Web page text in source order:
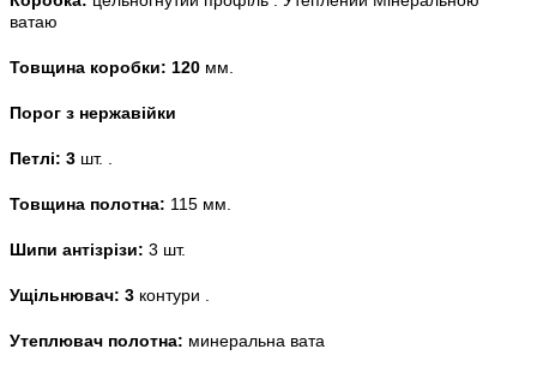
ватаю
Товщина коробки: 120 мм.
Порог з нержавійки
Петлі: 3 шт. .
Товщина полотна: 115 мм.
Шипи антізрізи: 3 шт.
Ущільнювач: 3 контури .
Утеплювач полотна: минеральна вата